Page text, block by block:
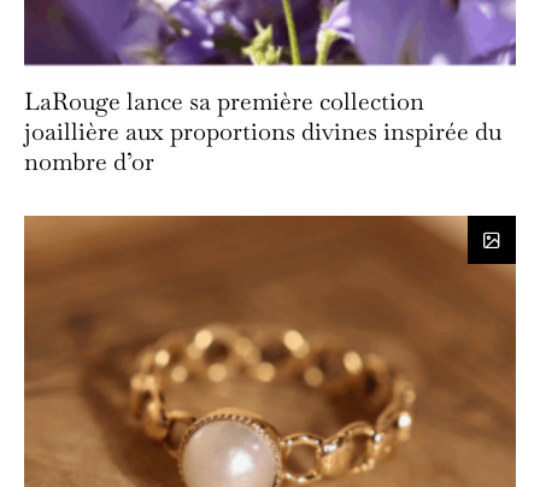
LaRouge lance sa première collection
joaillière aux proportions divines inspirée du
nombre d’or